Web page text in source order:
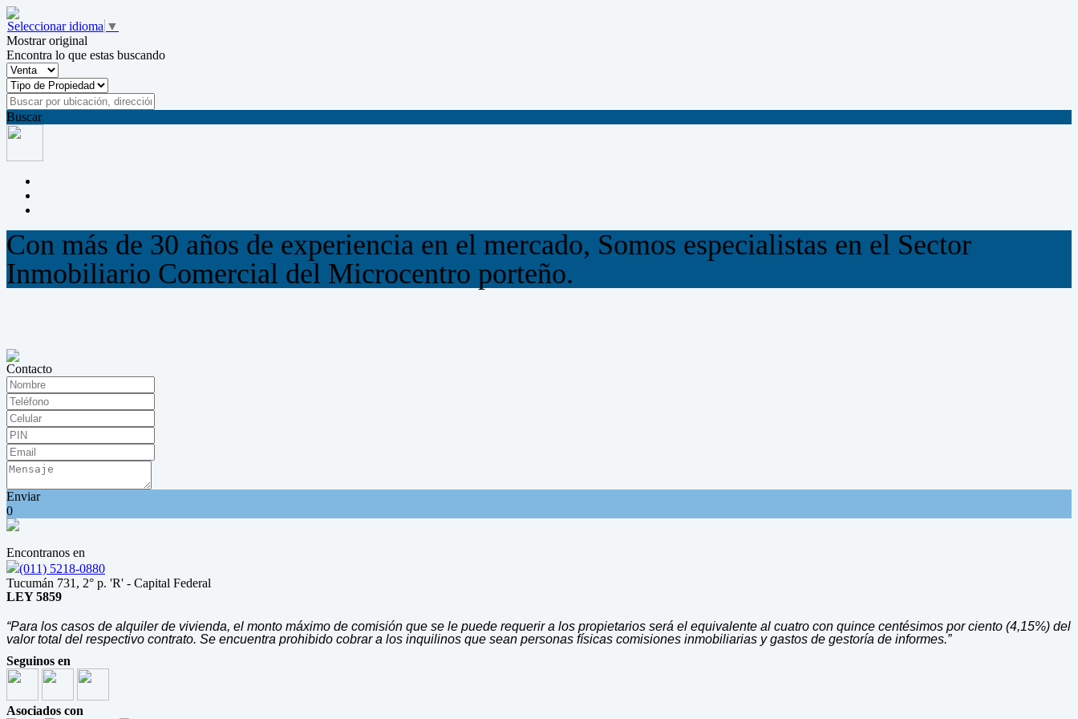
Seleccionar idioma ▼
Mostrar original
Encontra lo que estas buscando
Buscar
Con más de 30 años de experiencia en el mercado, Somos especialistas en el Sector
Inmobiliario Comercial del Microcentro porteño.
Contacto
Enviar
0
Encontranos en
(011) 5218-0880
Tucumán 731, 2° p. 'R' - Capital Federal
LEY 5859
“Para los casos de alquiler de vivienda, el monto máximo de comisión que se le puede requerir a los propietarios será el equivalente al cuatro con quince centésimos por ciento (4,15%) del
valor total del respectivo contrato. Se encuentra prohibido cobrar a los inquilinos que sean personas físicas comisiones inmobiliarias y gastos de gestoría de informes.”
Seguinos en
Asociados con